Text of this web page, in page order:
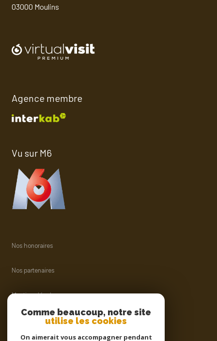
03000 Moulins
Agence membre
Vu sur M6
Nos honoraires
Nos partenaires
Mentions légales
Comme beaucoup, notre site
utilise les cookies
On aimerait vous accompagner pendant